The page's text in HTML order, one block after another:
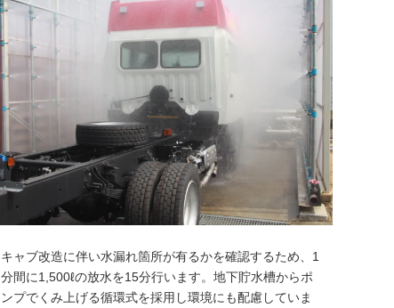
キャブ改造に伴い水漏れ箇所が有るかを確認するため、1
分間に1,500ℓの放水を15分行います。地下貯水槽からポ
ンプでくみ上げる循環式を採用し環境にも配慮していま